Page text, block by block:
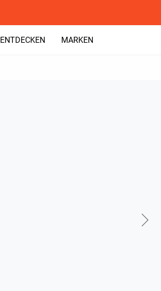
ENTDECKEN MARKEN